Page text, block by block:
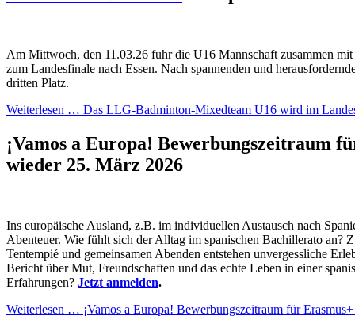
Am Mittwoch, den 11.03.26 fuhr die U16 Mannschaft zusammen
zum Landesfinale nach Essen. Nach spannenden und
dritten Platz.
Weiterlesen … Das LLG-Badminton-Mixedteam U16 wird im
¡Vamos a Europa! Bewerbungszeitraum
wieder 25. März 2026
Ins europäische Ausland, z.B. im individuellen Austausch nach
Abenteuer. Wie fühlt sich der Alltag im spanischen Bachillerato an?
Tentempié und gemeinsamen Abenden entstehen unvergessliche
Bericht über Mut, Freundschaften und das echte Leben in einer
Erfahrungen? Jetzt anmelden.
Weiterlesen … ¡Vamos a Europa! Bewerbungszeitraum für